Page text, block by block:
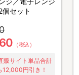
セット
（税込）
販サイト単品合計
12,000円引き！